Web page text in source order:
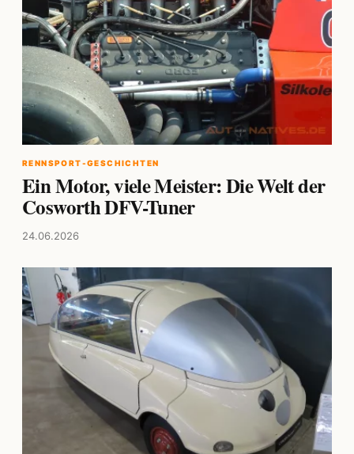
RENNSPORT-GESCHICHTEN
Ein Motor, viele Meister: Die Welt der
Cosworth DFV-Tuner
24.06.2026